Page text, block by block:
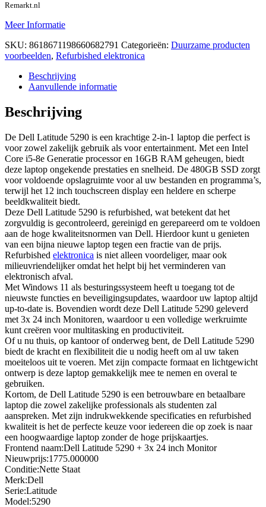
Remarkt.nl
Meer Informatie
SKU: 8618671198660682791 Categorieën: Duurzame producten
voorbeelden, Refurbished elektronica
Beschrijving
Aanvullende informatie
Beschrijving
De Dell Latitude 5290 is een krachtige 2-in-1 laptop die perfect is
voor zowel zakelijk gebruik als voor entertainment. Met een Intel
Core i5-8e Generatie processor en 16GB RAM geheugen, biedt
deze laptop ongekende prestaties en snelheid. De 480GB SSD zorgt
voor voldoende opslagruimte voor al uw bestanden en programma’s,
terwijl het 12 inch touchscreen display een heldere en scherpe
beeldkwaliteit biedt.
Deze Dell Latitude 5290 is refurbished, wat betekent dat het
zorgvuldig is gecontroleerd, gereinigd en gerepareerd om te voldoen
aan de hoge kwaliteitsnormen van Dell. Hierdoor kunt u genieten
van een bijna nieuwe laptop tegen een fractie van de prijs.
Refurbished elektronica is niet alleen voordeliger, maar ook
milieuvriendelijker omdat het helpt bij het verminderen van
elektronisch afval.
Met Windows 11 als besturingssysteem heeft u toegang tot de
nieuwste functies en beveiligingsupdates, waardoor uw laptop altijd
up-to-date is. Bovendien wordt deze Dell Latitude 5290 geleverd
met 3x 24 inch Monitoren, waardoor u een volledige werkruimte
kunt creëren voor multitasking en productiviteit.
Of u nu thuis, op kantoor of onderweg bent, de Dell Latitude 5290
biedt de kracht en flexibiliteit die u nodig heeft om al uw taken
moeiteloos uit te voeren. Met zijn compacte formaat en lichtgewicht
ontwerp is deze laptop gemakkelijk mee te nemen en overal te
gebruiken.
Kortom, de Dell Latitude 5290 is een betrouwbare en betaalbare
laptop die zowel zakelijke professionals als studenten zal
aanspreken. Met zijn indrukwekkende specificaties en refurbished
kwaliteit is het de perfecte keuze voor iedereen die op zoek is naar
een hoogwaardige laptop zonder de hoge prijskaartjes.
Frontend naam:Dell Latitude 5290 + 3x 24 inch Monitor
Nieuwprijs:1775.000000
Conditie:Nette Staat
Merk:Dell
Serie:Latitude
Model:5290